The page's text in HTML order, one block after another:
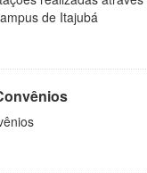
de Itajubá